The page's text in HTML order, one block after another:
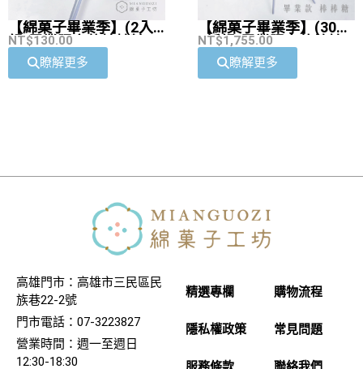
【綿菓子畢業季】(2入
組)畢業限定款棒棒糖
NT$130.00
瞭解更多
【綿菓子畢業季】(30入
9折組)畢業限定款棒棒
NT$1,755.00
瞭解更多
高雄門市：高雄市三民區民
族巷22-2號
門市電話：07-3223827
營業時間：週一至週日
12:30-18:30
精選專欄
隱私權政策
購物流程
常見問題